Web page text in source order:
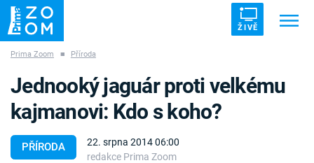
ŽIVĚ
ZÁHADY VETŘELCI DÁVNOVĚKU
Prima Zoom ■ Příroda
PŘÍRODA
22. srpna 2014 06:00
redakce Prima Zoom
Jednooký jaguár proti velkému
kajmanovi: Kdo s koho?